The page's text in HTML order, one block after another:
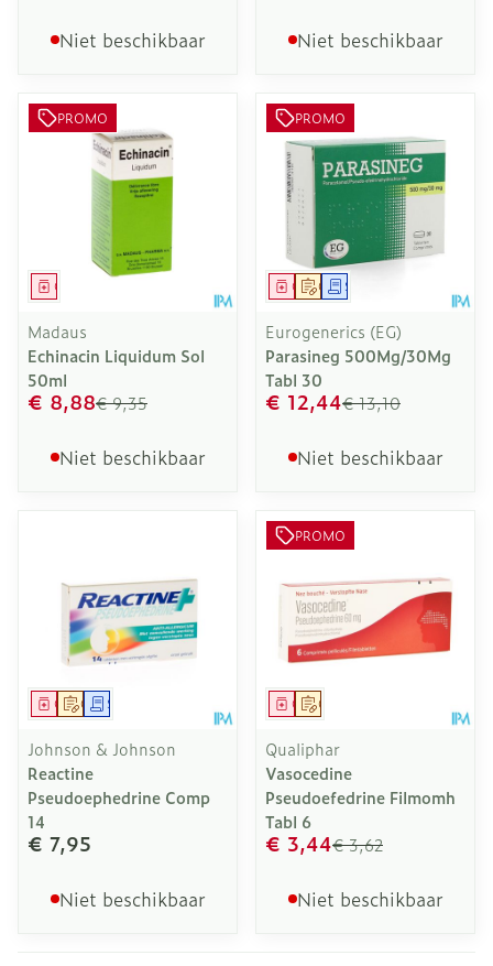
Niet beschikbaar Niet beschikbaar
PROMO
Geneesmiddel
Madaus
Echinacin Liquidum Sol
50ml
€ 9,35
€ 8,88
Niet beschikbaar
PROMO
Op voorschrift
GeneesmiddelSchriftelijke aanvraag
Eurogenerics (EG)
Parasineg 500Mg/30Mg
Tabl 30
€ 13,10
€ 12,44
Niet beschikbaar
Op voorschrift
GeneesmiddelSchriftelijke aanvraag
Johnson & Johnson
Reactine
Pseudoephedrine Comp
14
€ 7,95
Niet beschikbaar
PROMO
Op voorschrift
Geneesmiddel
Qualiphar
Vasocedine
Pseudoefedrine Filmomh
Tabl 6
€ 3,62
€ 3,44
Niet beschikbaar